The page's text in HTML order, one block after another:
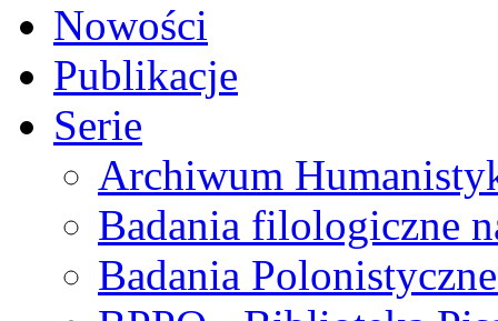
Nowości
Publikacje
Serie
Archiwum
Badania filologiczne
Badania